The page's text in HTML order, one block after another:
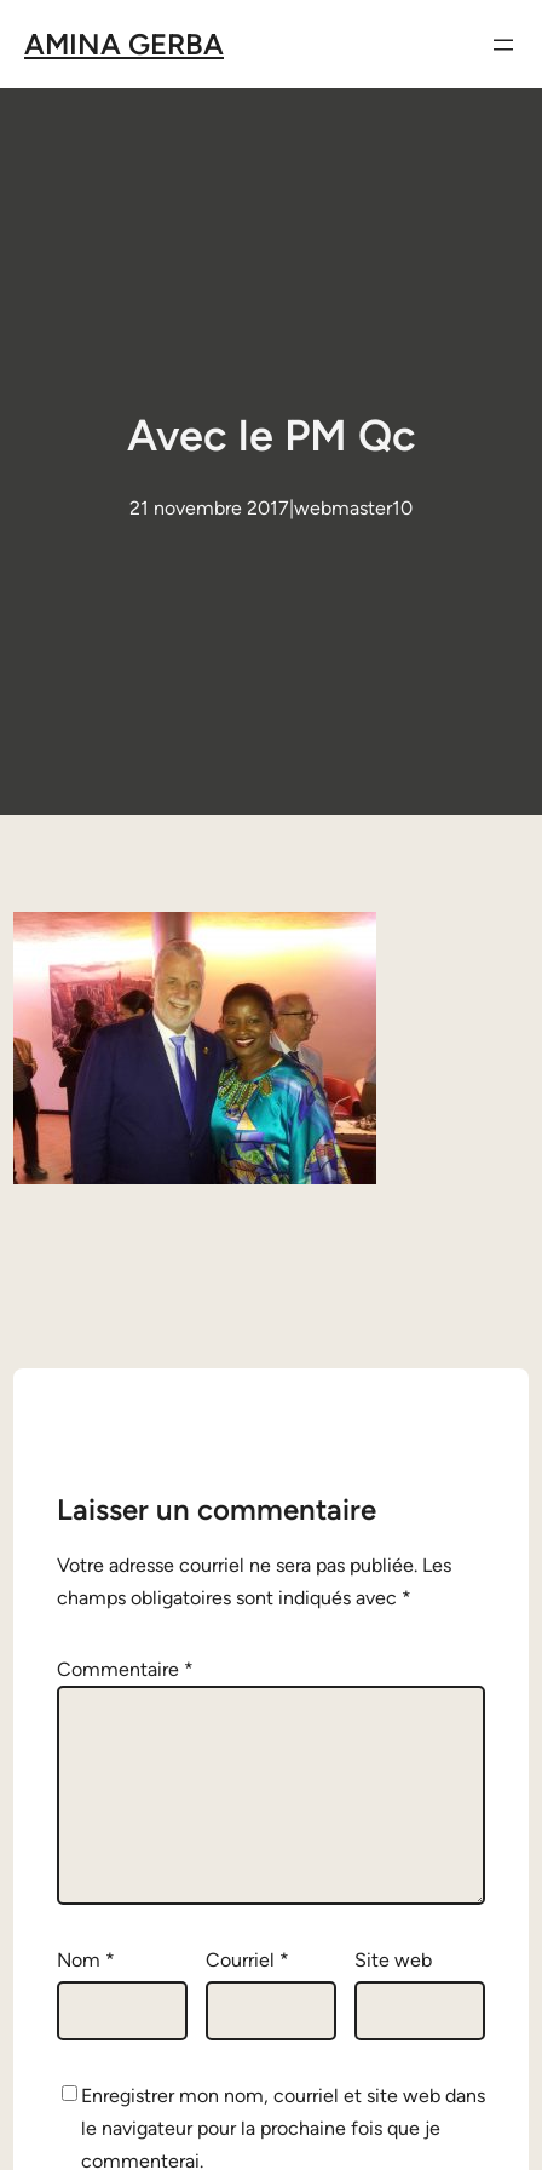
AMINA GERBA
Avec le PM Qc
21 novembre 2017|webmaster10
Laisser un commentaire
Votre adresse courriel ne sera pas publiée. Les
champs obligatoires sont indiqués avec *
Commentaire *
Nom * Courriel * Site web
Enregistrer mon nom, courriel et site web dans
le navigateur pour la prochaine fois que je
commenterai.